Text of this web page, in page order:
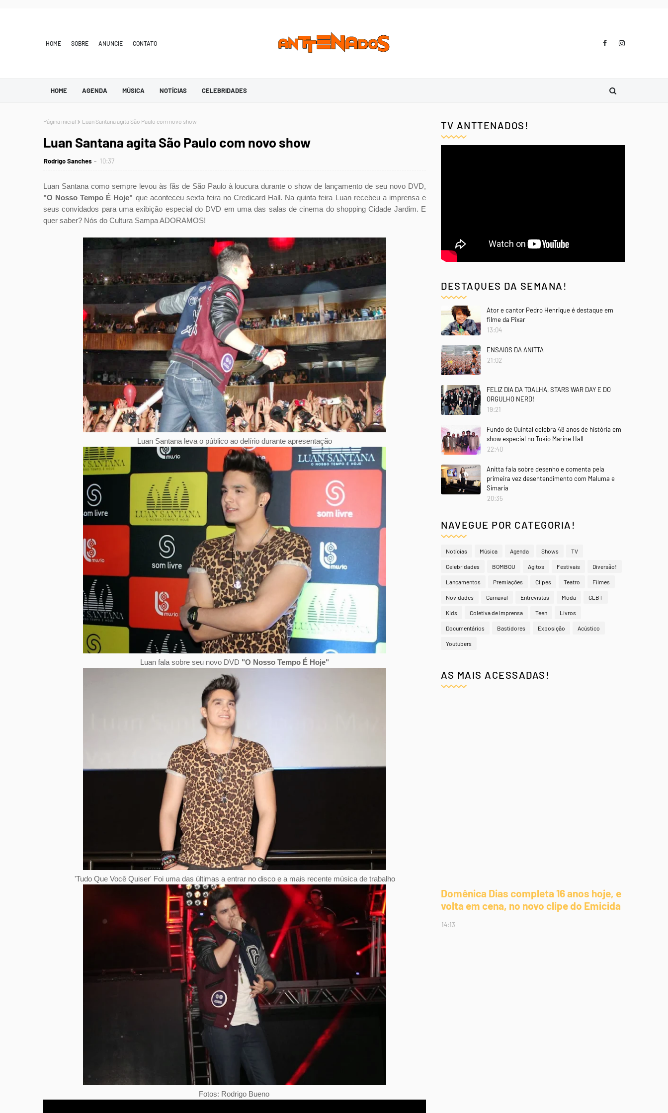
HOME SOBRE ANUNCIE CONTATO
HOME AGENDA MÚSICA NOTÍCIAS CELEBRIDADES
Página inicial Luan Santana agita São Paulo com novo show
Luan Santana agita São Paulo com novo show
Rodrigo Sanches 10:37
Luan Santana como sempre levou às fãs de São Paulo à loucura durante o show de lançamento de seu novo DVD,
"O Nosso Tempo É Hoje" que aconteceu sexta feira no Credicard Hall. Na quinta feira Luan recebeu a imprensa e
seus convidados para uma exibição especial do DVD em uma das salas de cinema do shopping Cidade Jardim. E
quer saber? Nós do Cultura Sampa ADORAMOS!
Luan Santana leva o público ao delírio durante apresentação
Luan fala sobre seu novo DVD "O Nosso Tempo É Hoje"
'Tudo Que Você Quiser' Foi uma das últimas a entrar no disco e a mais recente música de trabalho
Fotos: Rodrigo Bueno
TV ANTTENADOS!
DESTAQUES DA SEMANA!
Ator e cantor Pedro Henrique é destaque em
filme da Pixar
13:04
ENSAIOS DA ANITTA
21:02
FELIZ DIA DA TOALHA, STARS WAR DAY E DO
ORGULHO NERD!
19:21
Fundo de Quintal celebra 48 anos de história em
show especial no Tokio Marine Hall
22:40
Anitta fala sobre desenho e comenta pela
primeira vez desentendimento com Maluma e
Simaria
20:35
NAVEGUE POR CATEGORIA!
Notícias Música Agenda Shows TV
Celebridades BOMBOU Agitos Festivais Diversão!
Lançamentos Premiações Clipes Teatro Filmes
Novidades Carnaval Entrevistas Moda GLBT
Kids Coletiva de Imprensa Teen Livros
Documentários Bastidores Exposição Acústico
Youtubers
AS MAIS ACESSADAS!
Domênica Dias completa 16 anos hoje, e
volta em cena, no novo clipe do Emicida
14:13